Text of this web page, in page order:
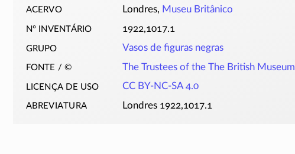
acervo Londres, Museu Britânico
nº inventário 1922,1017.1
grupo Vasos de figuras negras
fonte / © The Trustees of the The British Museum
licença de uso CC BY-NC-SA 4.0
abreviatura Londres 1922,1017.1